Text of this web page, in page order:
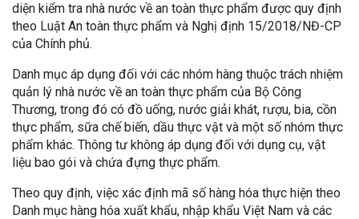
diện kiểm tra nhà nước về an toàn thực phẩm được quy định
theo Luật An toàn thực phẩm và Nghị định 15/2018/NĐ-CP
của Chính phủ.
Danh mục áp dụng đối với các nhóm hàng thuộc trách nhiệm
quản lý nhà nước về an toàn thực phẩm của Bộ Công
Thương, trong đó có đồ uống, nước giải khát, rượu, bia, cồn
thực phẩm, sữa chế biến, dầu thực vật và một số nhóm thực
phẩm khác. Thông tư không áp dụng đối với dụng cụ, vật
liệu bao gói và chứa đựng thực phẩm.
Theo quy định, việc xác định mã số hàng hóa thực hiện theo
Danh mục hàng hóa xuất khẩu, nhập khẩu Việt Nam và các